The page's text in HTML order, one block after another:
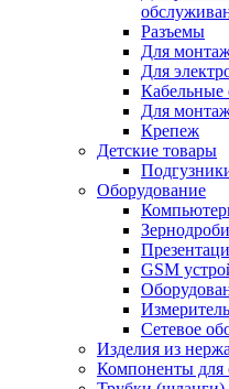
Разъемы
Для
Для
Кабельные
Для
Крепеж
Детские товары
Оборудование
GSM
Сетевое
Изделия из
Компоненты для